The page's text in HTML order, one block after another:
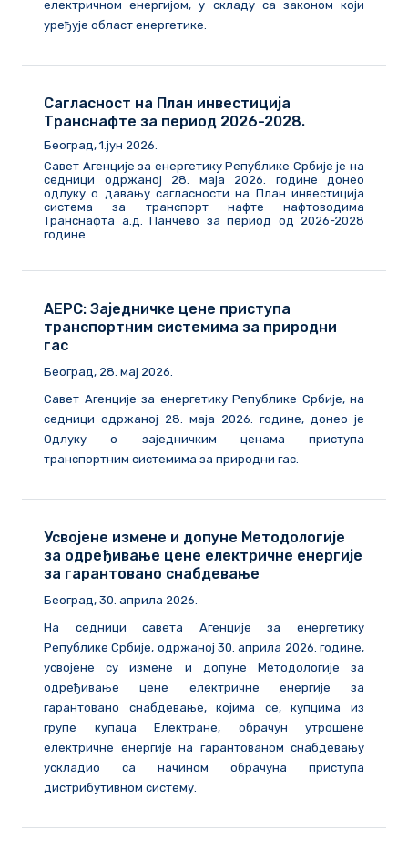
електричном енергијом, у складу са законом који
уређује област енергетике.
Сагласност на План инвестиција
Транснафте за период 2026-2028.
Београд, 1.јун 2026.
Савет Агенције за енергетику Републике Србије је на
седници одржаној 28. маја 2026. године донео
одлуку о давању сагласности на План инвестиција
система за транспорт нафте нафтоводима
Транснафта а.д. Панчево за период од 2026-2028
године.
АЕРС: Заједничке цене приступа
транспортним системима за природни
гас
Београд, 28. мај 2026.
Савет Агенције за енергетику Републике Србије, на
седници одржаној 28. маја 2026. године, донео је
Одлуку о заједничким ценама приступа
транспортним системима за природни гас.
Усвојене измене и допуне Методологије
за одређивање цене електричне енергије
за гарантовано снабдевање
Београд, 30. априла 2026.
На седници савета Агенције за енергетику
Републике Србије, одржаној 30. априла 2026. године,
усвојене су измене и допуне Методологије за
одређивање цене електричне енергије за
гарантовано снабдевање, којима се, купцима из
групе купаца Електране, обрачун утрошене
електричне енергије на гарантованом снабдевању
ускладио са начином обрачуна приступа
дистрибутивном систему.